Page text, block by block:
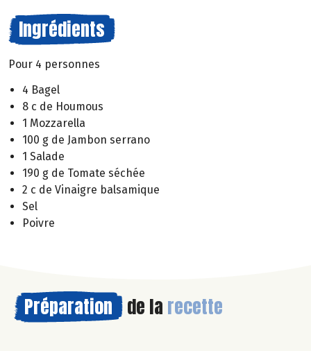
Ingrédients
Pour 4 personnes
4 Bagel
8 c de Houmous
1 Mozzarella
100 g de Jambon serrano
1 Salade
190 g de Tomate séchée
2 c de Vinaigre balsamique
Sel
Poivre
Préparation de la recette